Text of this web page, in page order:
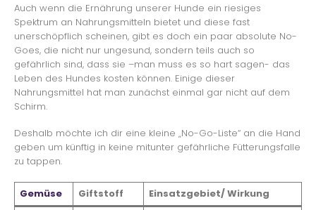
Auch wenn die Ernährung unserer Hunde ein riesiges
Spektrum an Nahrungsmitteln bietet und diese fast
unerschöpflich scheinen, gibt es doch ein paar absolute No-
Goes, die nicht nur ungesund, sondern teils auch so
gefährlich sind, dass sie –man muss es so hart sagen- das
Leben des Hundes kosten können. Einige dieser
Nahrungsmittel hat man zunächst einmal gar nicht auf dem
Schirm.
Deshalb möchte ich dir eine kleine „No-Go-Liste“ an die Hand
geben um künftig in keine mitunter gefährliche Fütterungsfalle
zu tappen.
Gemüse Giftstoff Einsatzgebiet/ Wirkung